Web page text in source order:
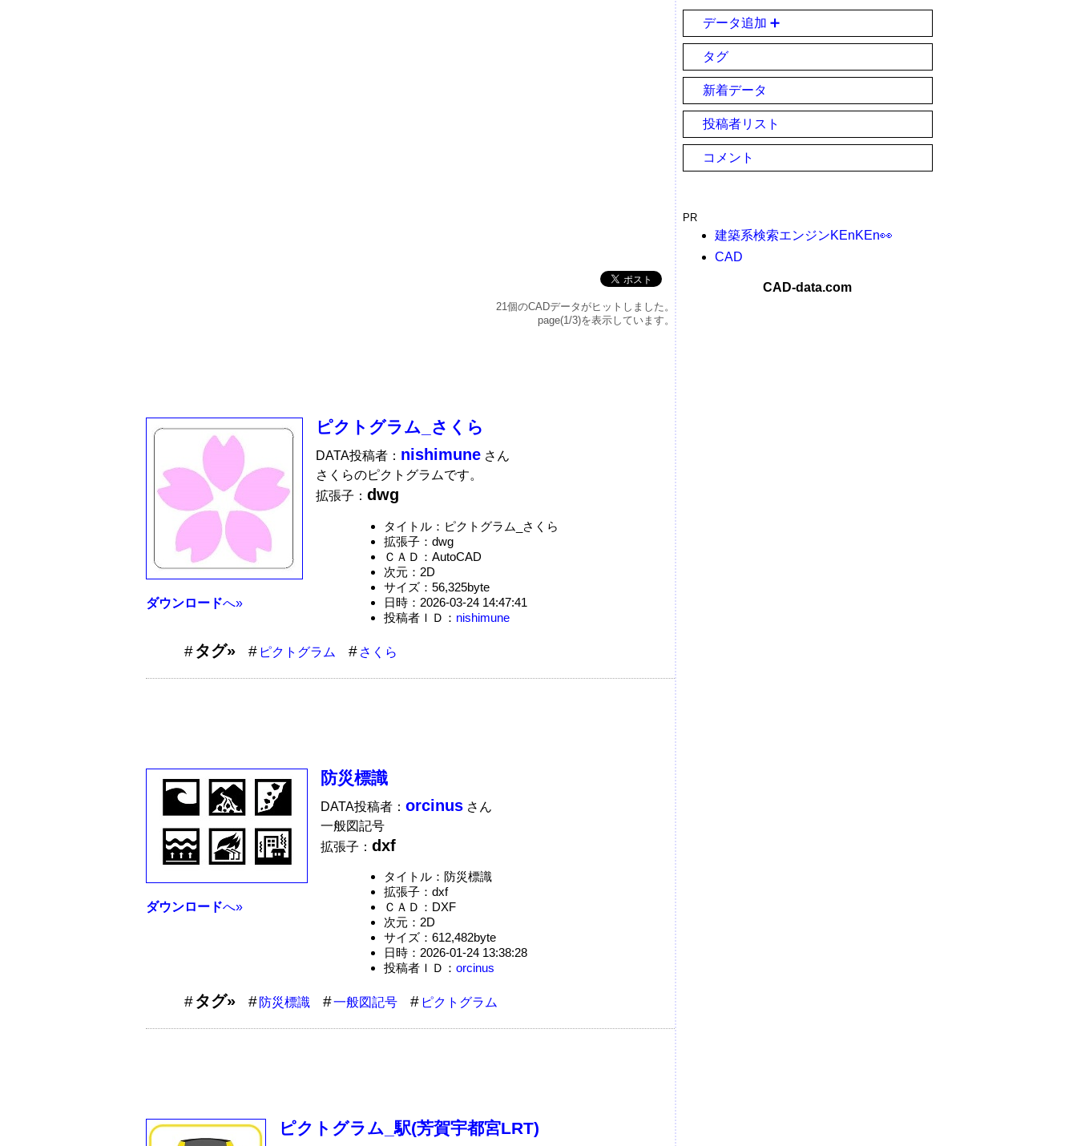
21個のCADデータがヒットしました。
page(1/3)を表示しています。
ダウンロードへ»
ピクトグラム_さくら
DATA投稿者： nishimune さん
さくらのピクトグラムです。
拡張子： dwg
タイトル：ピクトグラム_さくら
拡張子：dwg
ＣＡＤ：AutoCAD
次元：2D
サイズ：56,325byte
日時：2026-03-24 14:47:41
投稿者ＩＤ： nishimune
タグ» ピクトグラム さくら
ダウンロードへ»
防災標識
DATA投稿者： orcinus さん
一般図記号
拡張子： dxf
タイトル：防災標識
拡張子：dxf
ＣＡＤ：DXF
次元：2D
サイズ：612,482byte
日時：2026-01-24 13:38:28
投稿者ＩＤ： orcinus
タグ» 防災標識 一般図記号 ピクトグラム
ピクトグラム_駅(芳賀宇都宮LRT)
データ追加 ➕
タグ
新着データ
投稿者リスト
コメント
PR
建築系検索エンジンKEnKEn👀
CAD
CAD-data.com